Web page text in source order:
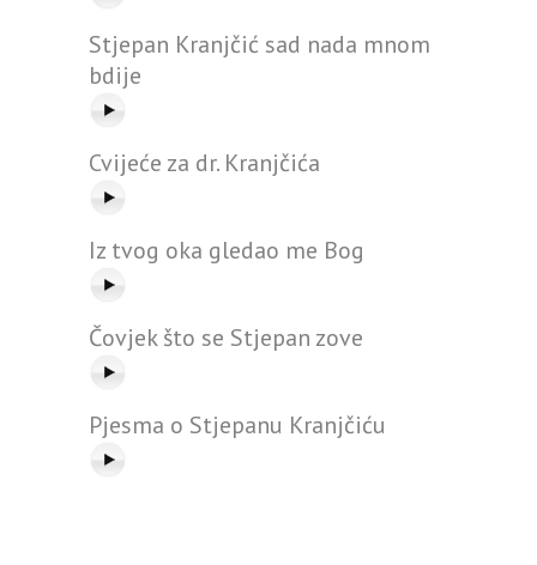
Stjepan Kranjčić sad nada mnom
bdije
Cvijeće za dr. Kranjčića
Iz tvog oka gledao me Bog
Čovjek što se Stjepan zove
Pjesma o Stjepanu Kranjčiću